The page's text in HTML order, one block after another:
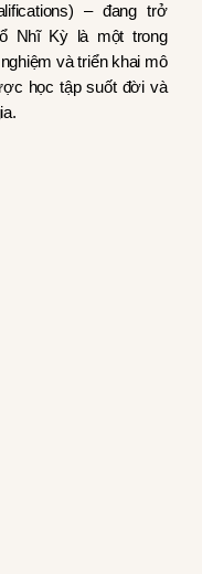
– đang trở
Nhĩ Kỳ là một trong
và triển khai mô
học tập suốt đời và